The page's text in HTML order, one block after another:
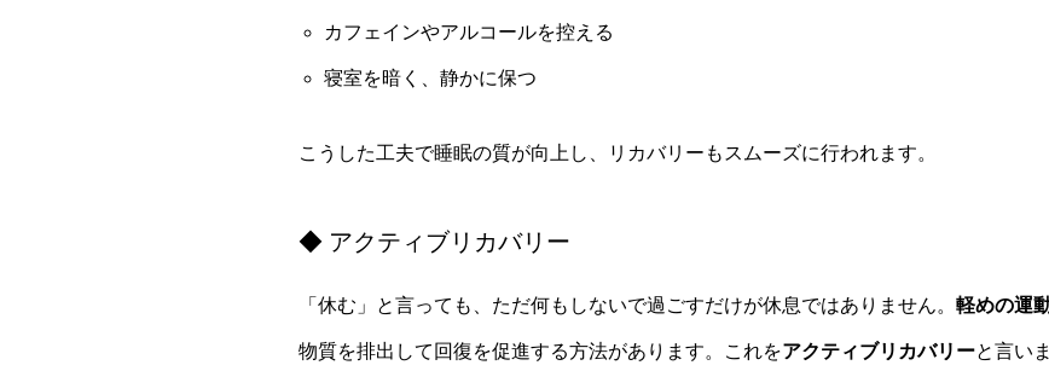
カフェインやアルコールを控える
寝室を暗く、静かに保つ
こうした工夫で睡眠の質が向上し、リカバリーもスムーズに行われます。
◆ アクティブリカバリー
「休む」と言っても、ただ何もしないで過ごすだけが休息ではありません。 軽めの運
物質を排出して回復を促進する方法があります。これをアクティブリカバリーと言い